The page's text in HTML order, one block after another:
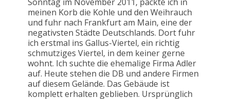
meinen Korb die Kohle und den Weihrauch
und fuhr nach Frankfurt am Main, eine der
negativsten Städte Deutschlands. Dort fuhr
ich erstmal ins Gallus-Viertel, ein richtig
schmutziges Viertel, in dem keiner gerne
wohnt. Ich suchte die ehemalige Firma Adler
auf. Heute stehen die DB und andere Firmen
auf diesem Gelände. Das Gebäude ist
komplett erhalten geblieben. Ursprünglich